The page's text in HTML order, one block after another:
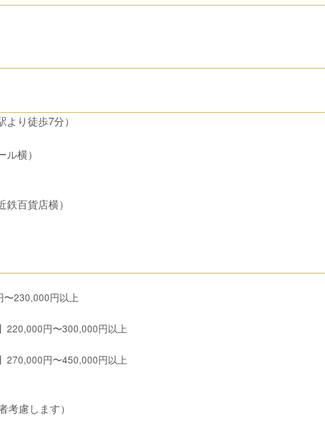
り徒歩7分）
横）
百貨店横）
230,000円以上
220,000円〜300,000円以上
270,000円〜450,000円以上
慮します）